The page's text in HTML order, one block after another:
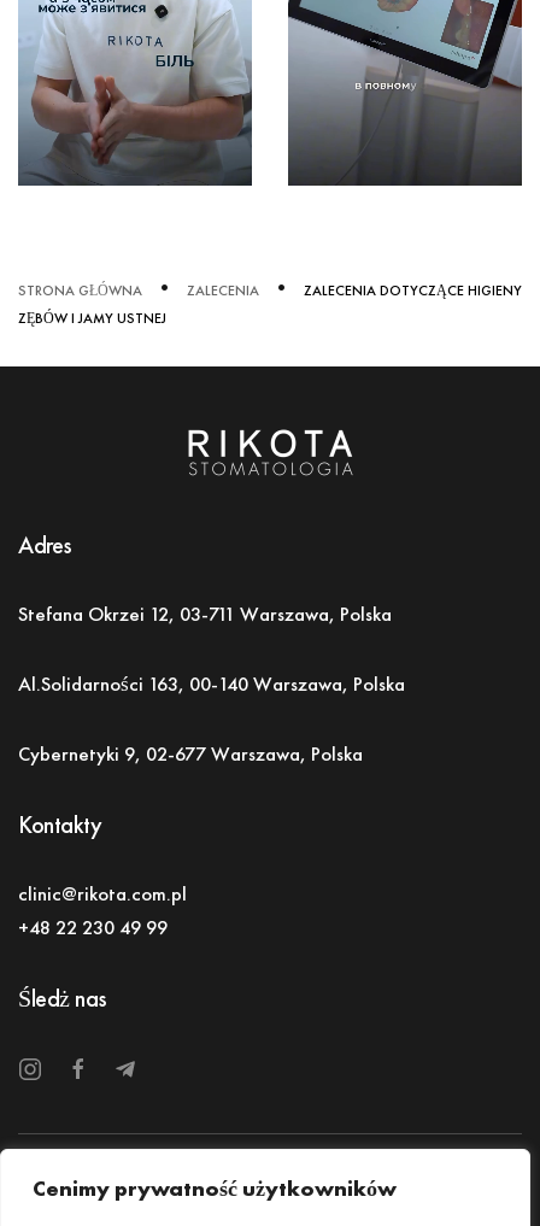
Cenimy prywatność użytkowników
В
INSTAGRAM
В
STRONA GŁÓWNA ZALECENIA
ZALECENIA DOTYCZĄCE HIGIENY
ZĘBÓW I JAMY USTNEJ
Adres
Stefana Okrzei 12, 03-711 Warszawa, Polska
Al.Solidarności 163, 00-140 Warszawa, Polska
Cybernetyki 9, 02-677 Warszawa, Polska
Kontakty
clinic@rikota.com.pl
+48 22 230 49 99
Śledż nas
Polityka prywatności Dane osobowe